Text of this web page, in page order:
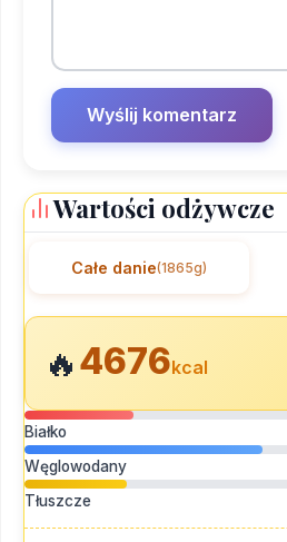
Wartości odżywcze
Całe danie(1865g)
🔥4676kcal
Białko
Węglowodany
Tłuszcze